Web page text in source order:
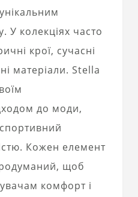
У колекціях часто
крої, сучасні
матеріали. Stella
до моди,
Кожен елемент
щоб
комфорт і